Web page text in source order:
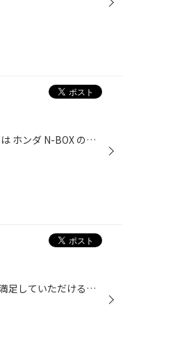
いつもタイヤ館のWEBをご覧いただきありがとうございます 本日は ホンダ N-BOX のホイール交換を行いました 取り付けたホイールはこちら 株式会社weds製ホイール LEONIS（レオニス）MX BMCMC（ブラックメタルコートミラーカット）です レオニスは14インチ〜20インチ以上の幅広いサイズがあり多くの...
当サイトご覧いただきありがとうございます♪ 当店ではお客様に満足していただけるよう色々なサービスをご用意しております！ 今日お勧めするのは、空気圧点検やタイヤワックスをご自由にお使いいただけるセルフコーナー についてです。 スタッフ一同心よりお待ちしております。